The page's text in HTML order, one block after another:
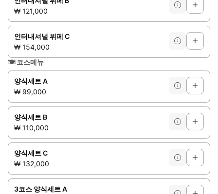
₩ 121,000
인터내셔널 뷔페 C
₩ 154,000
🍽️ 코스메뉴
양식세트 A
₩ 99,000
양식세트 B
₩ 110,000
양식세트 C
₩ 132,000
3코스 양식세트 A